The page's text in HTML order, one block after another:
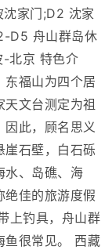
家门;D2 沈家
D5 舟山群岛休
北京 特色介
东福山为四个居
文台测定为祖
因此，顾名思义
崖石壁，白石砾
水、岛礁、海
绝佳的旅游度假
上钓具，舟山群
鱼很常见。 西藏